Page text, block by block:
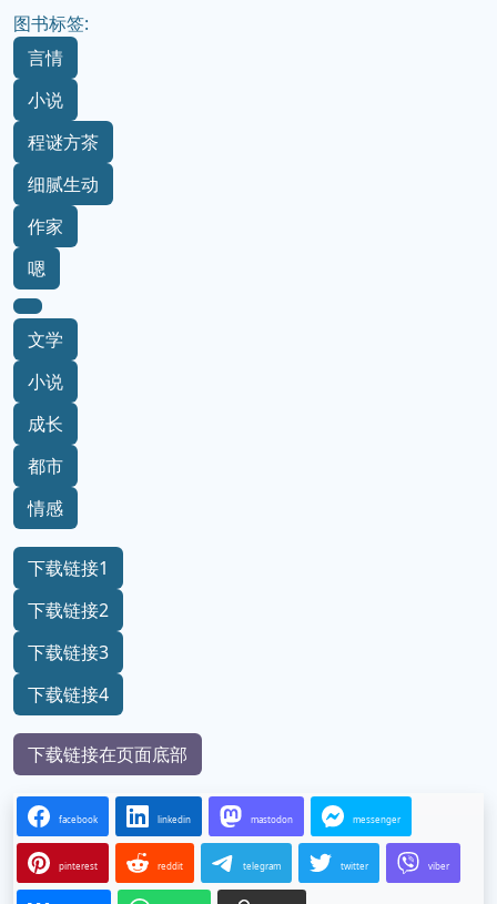
图书标签:
言情
小说
程谜方茶
细腻生动
作家
嗯
文学
小说
成长
都市
情感
下载链接1
下载链接2
下载链接3
下载链接4
下载链接在页面底部
facebook linkedin mastodon messenger
pinterest reddit telegram twitter viber